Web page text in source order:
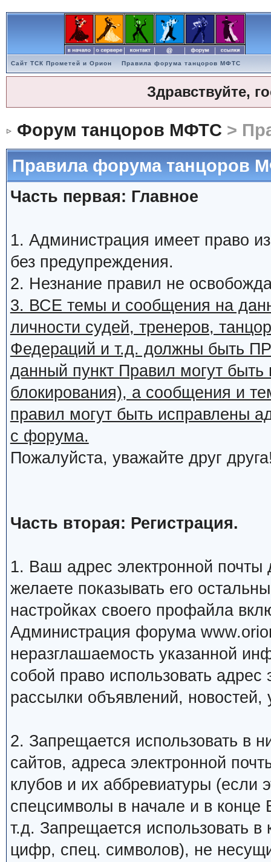
Сайт ТСК Прометей и Орион Правила форума танцоров МФТС
Здравствуйте,
Форум танцоров МФТС >
Правила форума танцоров
Часть первая: Главное
1. Администрация имеет право
без предупреждения.
2. Незнание правил не
3. ВСЕ темы и сообщения на
личности судей, тренеров,
Федераций и т.д. должны
данный пункт Правил могут
блокирования), а сообщения и
правил могут быть исправлены
с форума.
Пожалуйста, уважайте друг
Часть вторая: Регистрация.
1. Ваш адрес электронной
желаете показывать его
настройках своего профайла
Администрация форума
неразглашаемость указанной
собой право использовать
рассылки объявлений, новостей,
2. Запрещается использовать в
сайтов, адреса электронной
клубов и их аббревиатуры (если
спецсимволы в начале и в
т.д. Запрещается использовать
цифр, спец. символов), не